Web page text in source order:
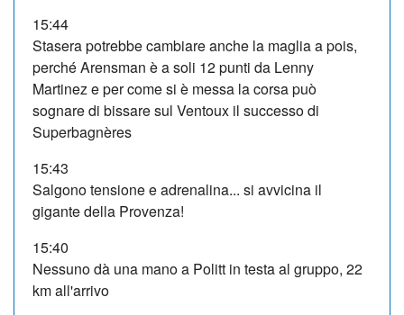
15:44
Stasera potrebbe cambiare anche la maglia a pois,
perché Arensman è a soli 12 punti da Lenny
Martinez e per come si è messa la corsa può
sognare di bissare sul Ventoux il successo di
Superbagnères
15:43
Salgono tensione e adrenalina... si avvicina il
gigante della Provenza!
15:40
Nessuno dà una mano a Politt in testa al gruppo, 22
km all'arrivo